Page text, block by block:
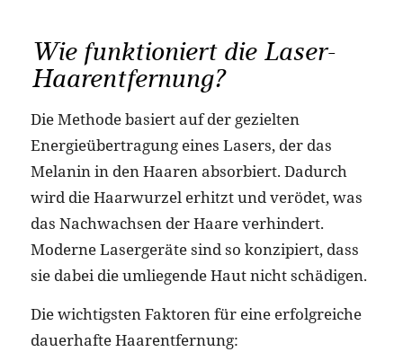
Wie funktioniert die Laser-
Haarentfernung?
Die Methode basiert auf der gezielten
Energieübertragung eines Lasers, der das
Melanin in den Haaren absorbiert. Dadurch
wird die Haarwurzel erhitzt und verödet, was
das Nachwachsen der Haare verhindert.
Moderne Lasergeräte sind so konzipiert, dass
sie dabei die umliegende Haut nicht schädigen.
Die wichtigsten Faktoren für eine erfolgreiche
dauerhafte Haarentfernung: